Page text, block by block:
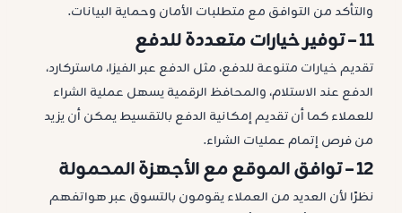
والتأكد من التوافق مع متطلبات الأمان وحماية البيانات.
11 – توفير خيارات متعددة للدفع
تقديم خيارات متنوعة للدفع، مثل الدفع عبر الفيزا، ماستركارد،
الدفع عند الاستلام، والمحافظ الرقمية يسهل عملية الشراء
للعملاء كما أن تقديم إمكانية الدفع بالتقسيط يمكن أن يزيد
من فرص إتمام عمليات الشراء.
12 – توافق الموقع مع الأجهزة المحمولة
نظرًا لأن العديد من العملاء يقومون بالتسوق عبر هواتفهم